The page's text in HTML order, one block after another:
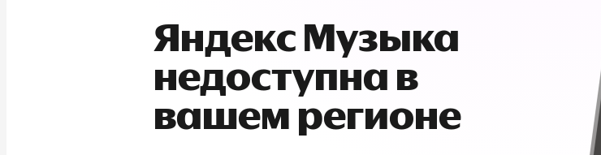
Яндекс Музыка
недоступна в
вашем регионе